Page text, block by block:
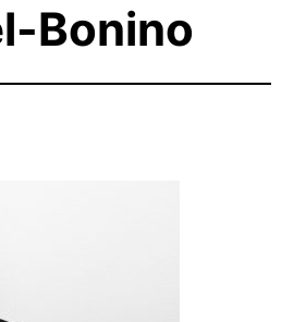
Bonino